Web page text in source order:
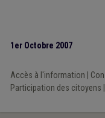
1er Octobre 2007
Accès à l'information
Participation des citoyens